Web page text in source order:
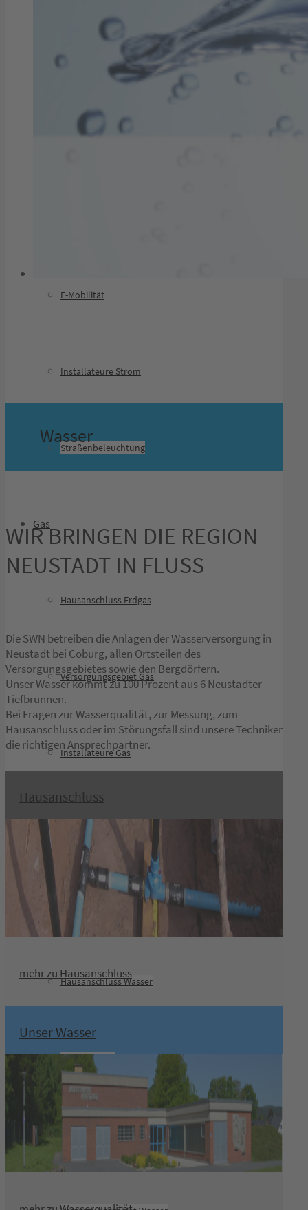
Versorgungsgebiet Strom
E-Mobilität
Installateure Strom
Straßenbeleuchtung
Gas
Hausanschluss Erdgas
Versorgungsgebiet Gas
Installateure Gas
Wasser
Hausanschluss Wasser
Unser Wasser
Bauwasser und Standrohrverleih
Wasser
WIR BRINGEN DIE REGION
NEUSTADT IN FLUSS
Die SWN betreiben die Anlagen der Wasserversorgung in
Neustadt bei Coburg, allen Ortsteilen des
Versorgungsgebietes sowie den Bergdörfern.
Unser Wasser kommt zu 100 Prozent aus 6 Neustadter
Tiefbrunnen.
Bei Fragen zur Wasserqualität, zur Messung, zum
Hausanschluss oder im Störungsfall sind unsere Techniker
die richtigen Ansprechpartner.
Hausanschluss
mehr zu Hausanschluss
Unser Wasser